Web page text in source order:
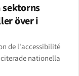
sektorns
över i
de l'accessibilité
citerade nationella